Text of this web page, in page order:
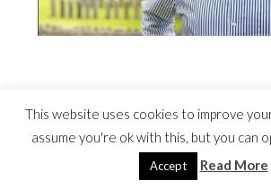
©2022 Costel Avram
This website uses cookies to improve
assume you're ok with this, but you can
Accept Read More